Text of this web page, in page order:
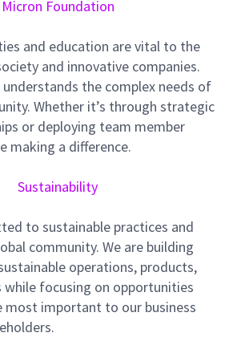
ンジニアリングチームのマネジ
育成、コーチングを通じた組織
、データ分析、問題解決手法を
セス性能向上および継続的な歩
常の迅速な検知、影響範囲の特
、Production、AME、IE、
びグローバルチームと連携した
への対応と技術開発の推進
導入、技術移管、認定評価、お
上げ活動の支援
向上、製造効率改善、サイクル
Micron Foundation
and education are vital to the
and innovative companies.
understands the complex needs of
Whether it’s through strategic
or deploying team member
making a difference.
Sustainability
to sustainable practices and
community. We are building
operations, products,
while focusing on opportunities
most important to our business